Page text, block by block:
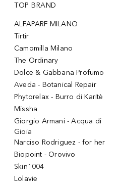
TOP BRAND
ALFAPARF MILANO
Tirtir
Camomilla Milano
The Ordinary
Dolce & Gabbana Profumo
Aveda - Botanical Repair
Phytorelax - Burro di Karitè
Missha
Giorgio Armani - Acqua di
Gioia
Narciso Rodriguez - for her
Biopoint - Orovivo
Skin1004
Lolavie